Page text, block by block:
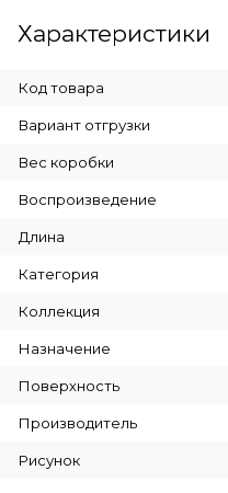
Характеристики
Код товара
Вариант отгрузки
Вес коробки
Воспроизведение
Длина
Категория
Коллекция
Назначение
Поверхность
Производитель
Рисунок